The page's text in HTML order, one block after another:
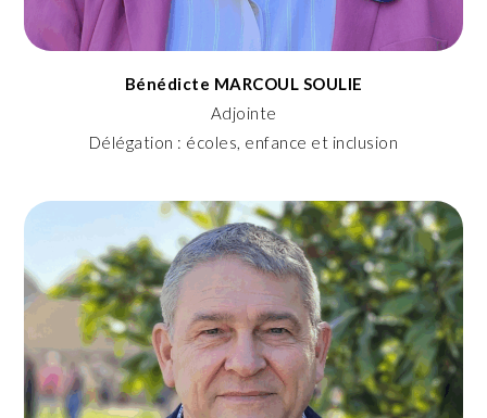
Bénédicte MARCOUL SOULIE
Adjointe
Délégation : écoles, enfance et inclusion